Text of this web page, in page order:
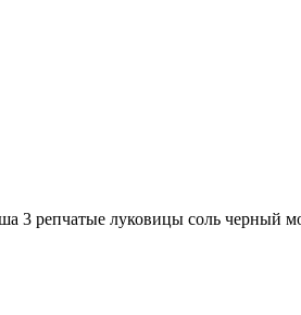
3 репчатые луковицы соль черный